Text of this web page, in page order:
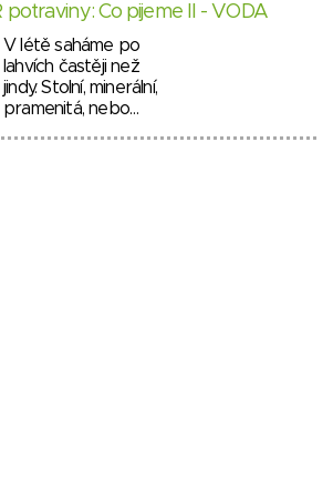
potraviny: Co pijeme II - VODA
V létě saháme po
lahvích častěji než
jindy. Stolní, minerální,
pramenitá, nebo…